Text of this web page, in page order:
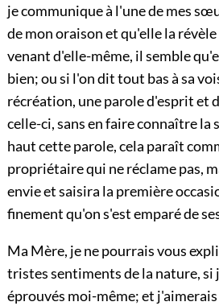
je communique à l'une de mes
de mon oraison et qu'elle la
venant d'elle-même, il semble
bien; ou si l'on dit tout bas à sa
récréation, une parole d'esprit et
celle-ci, sans en faire connaître la
haut cette parole, cela paraît
propriétaire qui ne réclame pas,
envie et saisira la première
finement qu'on s'est emparé de
Ma Mère, je ne pourrais vous
tristes sentiments de la nature, si
éprouvés moi-même; et j'aimerais